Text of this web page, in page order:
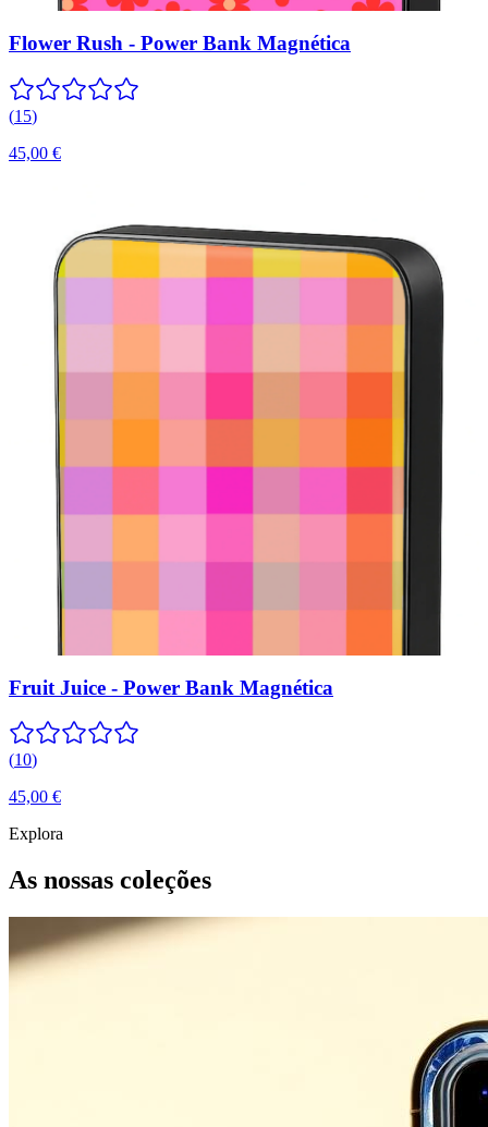
Flower Rush - Power Bank Magnética
(15)
45,00 €
Fruit Juice - Power Bank Magnética
(10)
45,00 €
Explora
As nossas coleções